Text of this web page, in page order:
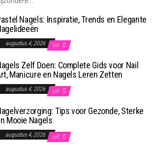
Nagels: Inspiratie, Trends en Elegante
augustus 4, 2026 Uit
Zelf Doen: Complete Gids voor Nail
Manicure en Nagels Leren Zetten
augustus 4, 2026 Uit
Tips voor Gezonde, Sterke
Mooie Nagels
augustus 4, 2026 Uit